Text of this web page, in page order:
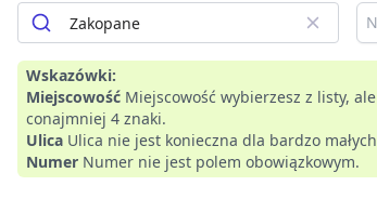
Wskazówki:
Miejscowość Miejscowość wybierzesz z listy,
conajmniej 4 znaki.
Ulica Ulica nie jest konieczna dla bardzo
Numer Numer nie jest polem obowiązkowym.